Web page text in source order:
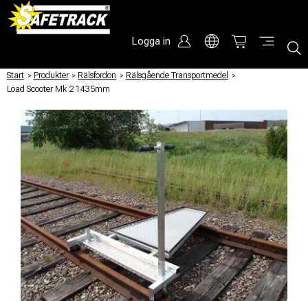
Logga in
Start / Produkter / Rälsfordon / Rälsgående Transportmedel
/
Load Scooter Mk 2 1435mm